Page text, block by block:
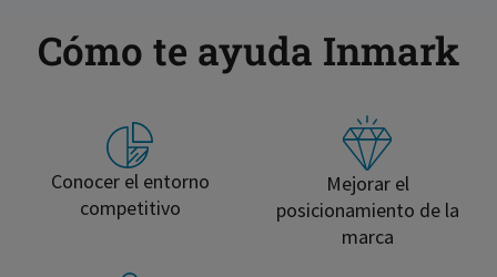
Cómo te ayuda Inmark
Conocer el entorno
competitivo
Mejorar el
posicionamiento de la
marca